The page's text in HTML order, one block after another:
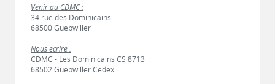
Venir au CDMC :
34 rue des Dominicains
68500 Guebwiller
Nous écrire :
CDMC - Les Dominicains CS 8713
68502 Guebwiller Cedex